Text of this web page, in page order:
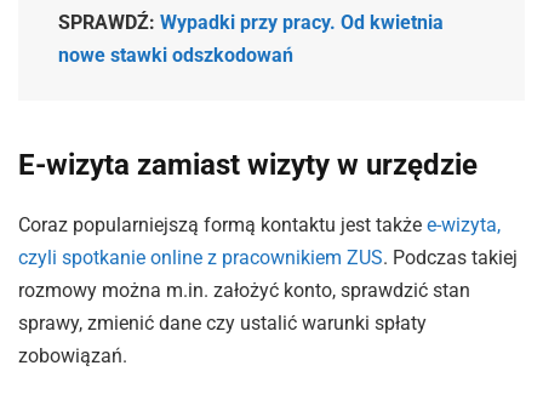
SPRAWDŹ:Wypadki przy pracy. Od kwietnia
nowe stawki odszkodowań
E-wizyta zamiast wizyty w urzędzie
Coraz popularniejszą formą kontaktu jest także e-wizyta,
czyli spotkanie online z pracownikiem ZUS. Podczas takiej
rozmowy można m.in. założyć konto, sprawdzić stan
sprawy, zmienić dane czy ustalić warunki spłaty
zobowiązań.